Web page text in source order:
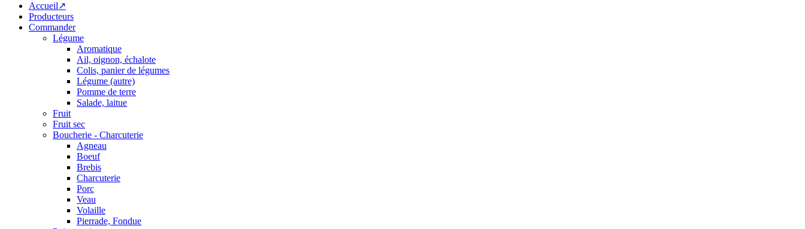
Accueil↗
Producteurs
Commander
Légume
Aromatique
Ail, oignon, échalote
Colis, panier de légumes
Légume (autre)
Pomme de terre
Salade, laitue
Fruit
Fruit sec
Boucherie - Charcuterie
Agneau
Boeuf
Brebis
Charcuterie
Porc
Veau
Volaille
Pierrade, Fondue